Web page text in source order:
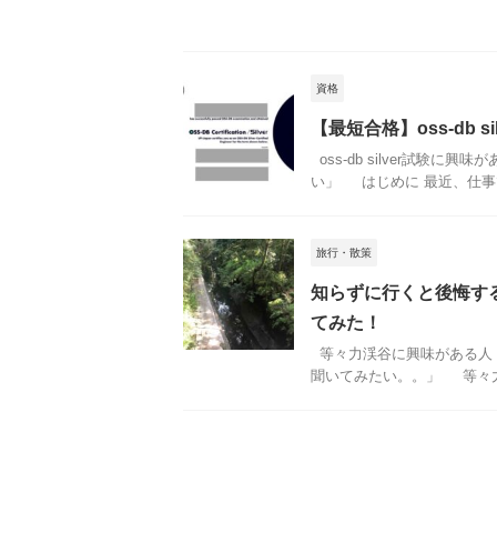
資格
【最短合格】oss-db
oss-db silver試験に興味が
い」 はじめに 最近、仕事
旅行・散策
知らずに行くと後悔す
てみた！
等々力渓谷に興味がある
聞いてみたい。。」 等々